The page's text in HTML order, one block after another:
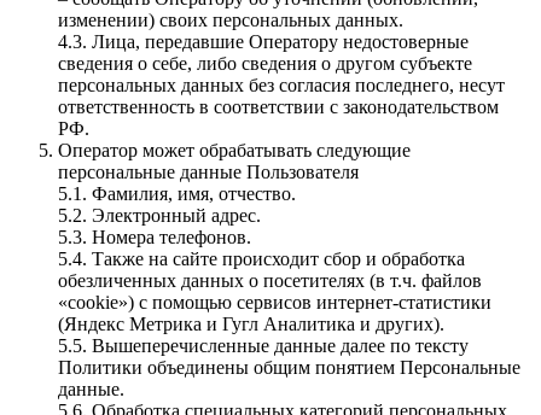
изменении) своих персональных данных.
4.3. Лица, передавшие Оператору недостоверные
сведения о себе, либо сведения о другом субъекте
персональных данных без согласия последнего, несут
ответственность в соответствии с законодательством
РФ.
Оператор может обрабатывать следующие
персональные данные Пользователя
5.1. Фамилия, имя, отчество.
5.2. Электронный адрес.
5.3. Номера телефонов.
5.4. Также на сайте происходит сбор и обработка
обезличенных данных о посетителях (в т.ч. файлов
«cookie») с помощью сервисов интернет-статистики
(Яндекс Метрика и Гугл Аналитика и других).
5.5. Вышеперечисленные данные далее по тексту
Политики объединены общим понятием Персональные
данные.
5.6. Обработка специальных категорий персональных